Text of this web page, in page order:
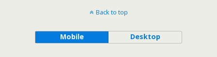
Back to top
Mobile Desktop